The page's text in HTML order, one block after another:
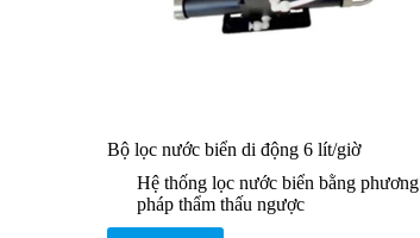
Bộ lọc nước biển di động 6 lít/giờ
Hệ thống lọc nước biển bằng phương
pháp thẩm thấu ngược